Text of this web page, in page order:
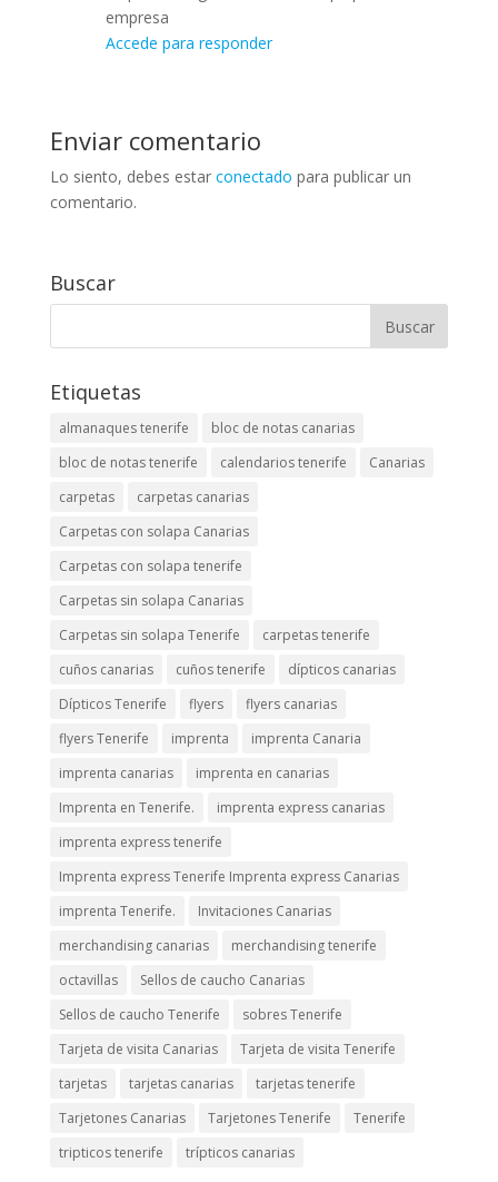
empresa
Accede para responder
Enviar comentario
Lo siento, debes estar conectado para publicar un
comentario.
Buscar
Etiquetas
almanaques tenerife
bloc de notas canarias
bloc de notas tenerife
calendarios tenerife
Canarias
carpetas
carpetas canarias
Carpetas con solapa Canarias
Carpetas con solapa tenerife
Carpetas sin solapa Canarias
Carpetas sin solapa Tenerife
carpetas tenerife
cuños canarias
cuños tenerife
dípticos canarias
Dípticos Tenerife
flyers
flyers canarias
flyers Tenerife
imprenta
imprenta Canaria
imprenta canarias
imprenta en canarias
Imprenta en Tenerife.
imprenta express canarias
imprenta express tenerife
Imprenta express Tenerife Imprenta express Canarias
imprenta Tenerife.
Invitaciones Canarias
merchandising canarias
merchandising tenerife
octavillas
Sellos de caucho Canarias
Sellos de caucho Tenerife
sobres Tenerife
Tarjeta de visita Canarias
Tarjeta de visita Tenerife
tarjetas
tarjetas canarias
tarjetas tenerife
Tarjetones Canarias
Tarjetones Tenerife
Tenerife
tripticos tenerife
trípticos canarias